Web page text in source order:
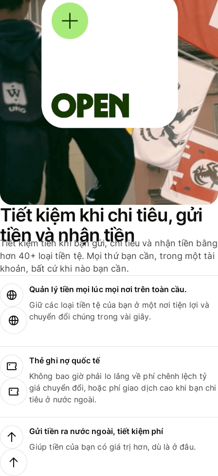
Tiết kiệm khi chi tiêu, gửi
tiền và nhận tiền
Tiết kiệm tiền khi bạn gửi, chi tiêu và nhận tiền bằng
hơn 40+ loại tiền tệ. Mọi thứ bạn cần, trong một tài
khoản, bất cứ khi nào bạn cần.
Quản lý tiền mọi lúc mọi nơi trên toàn cầu.
Giữ các loại tiền tệ của bạn ở một nơi tiện lợi và
chuyển đổi chúng trong vài giây.
Thẻ ghi nợ quốc tế
Không bao giờ phải lo lắng về phí chênh lệch tỷ
giá chuyển đổi, hoặc phí giao dịch cao khi bạn chi
tiêu ở nước ngoài.
Gửi tiền ra nước ngoài, tiết kiệm phí
Giúp tiền của bạn có giá trị hơn, dù là ở đâu.